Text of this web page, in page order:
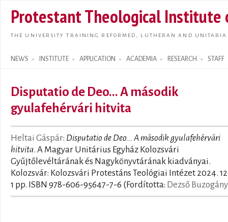
main
Protestant Theological Institute
THE UNIVERSITY TRAINING REFORMED, LUTHERAN AND
NEWS INSTITUTE APPLICATION ACADEMIA RESEARCH STAFF
Search form
Disputatio de Deo... A második
gyulafehérvári hitvita
Heltai Gáspár: Disputatio de Deo... A második gyulafehérvári
hitvita. A Magyar Unitárius Egyház Kolozsvári
Gyűjtőlevéltárának és Nagykönyvtárának kiadványai.
Kolozsvár: Kolozsvári Protestáns Teológiai Intézet 2024.
1 pp. ISBN 978-606-95647-7-6 (Fordította: Dezső Buzogány